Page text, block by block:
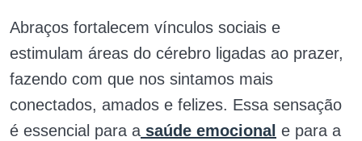
Abraços fortalecem vínculos sociais e
estimulam áreas do cérebro ligadas ao prazer,
fazendo com que nos sintamos mais
conectados, amados e felizes. Essa sensação
é essencial para a saúde emocional e para a